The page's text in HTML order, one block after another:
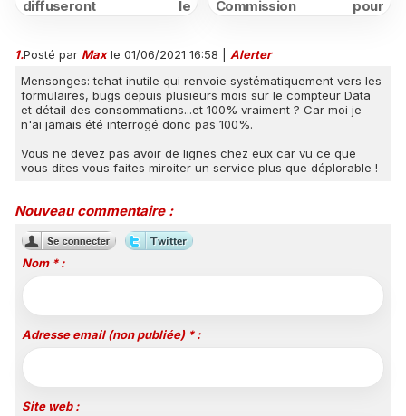
diffuseront le
majeur pour beIN Sports
Commission pour
1.Posté par Max le 01/06/2021 16:58
Alerter
Mensonges: tchat inutile qui renvoie systématiquement vers les
formulaires, bugs depuis plusieurs mois sur le compteur Data
et détail des consommations...et 100% vraiment ? Car moi je
n'ai jamais été interrogé donc pas 100%.
Vous ne devez pas avoir de lignes chez eux car vu ce que
vous dites vous faites miroiter un service plus que déplorable !
Nouveau commentaire :
Nom * :
Adresse email (non publiée) * :
Site web :